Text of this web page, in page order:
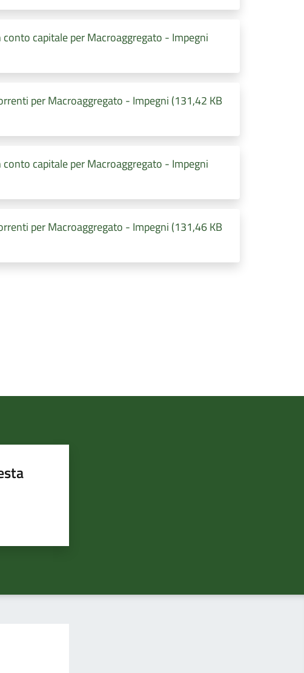
capitale per Macroaggregato - Impegni
per Macroaggregato - Impegni (131,42 KB
capitale per Macroaggregato - Impegni
per Macroaggregato - Impegni (131,46 KB